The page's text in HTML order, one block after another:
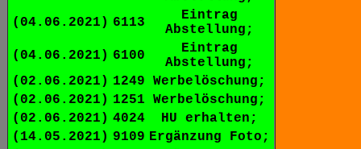
(04.06.2021) 6113
Eintrag
Abstellung;
(04.06.2021) 6100
Eintrag
Abstellung;
(02.06.2021) 1249
Werbelöschung;
(02.06.2021) 1251
Werbelöschung;
(02.06.2021) 4024
HU erhalten;
(14.05.2021) 9109 Ergänzung Foto;